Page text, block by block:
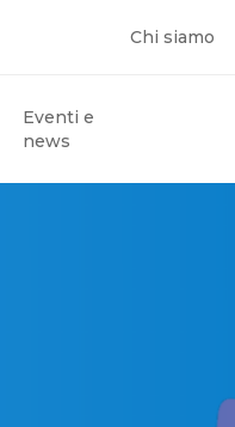
Chi siamo
Eventi e
news